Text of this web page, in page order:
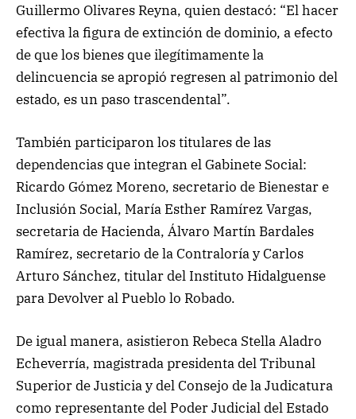
Guillermo Olivares Reyna, quien destacó: “El hacer
efectiva la figura de extinción de dominio, a efecto
de que los bienes que ilegítimamente la
delincuencia se apropió regresen al patrimonio del
estado, es un paso trascendental”.
También participaron los titulares de las
dependencias que integran el Gabinete Social:
Ricardo Gómez Moreno, secretario de Bienestar e
Inclusión Social, María Esther Ramírez Vargas,
secretaria de Hacienda, Álvaro Martín Bardales
Ramírez, secretario de la Contraloría y Carlos
Arturo Sánchez, titular del Instituto Hidalguense
para Devolver al Pueblo lo Robado.
De igual manera, asistieron Rebeca Stella Aladro
Echeverría, magistrada presidenta del Tribunal
Superior de Justicia y del Consejo de la Judicatura
como representante del Poder Judicial del Estado